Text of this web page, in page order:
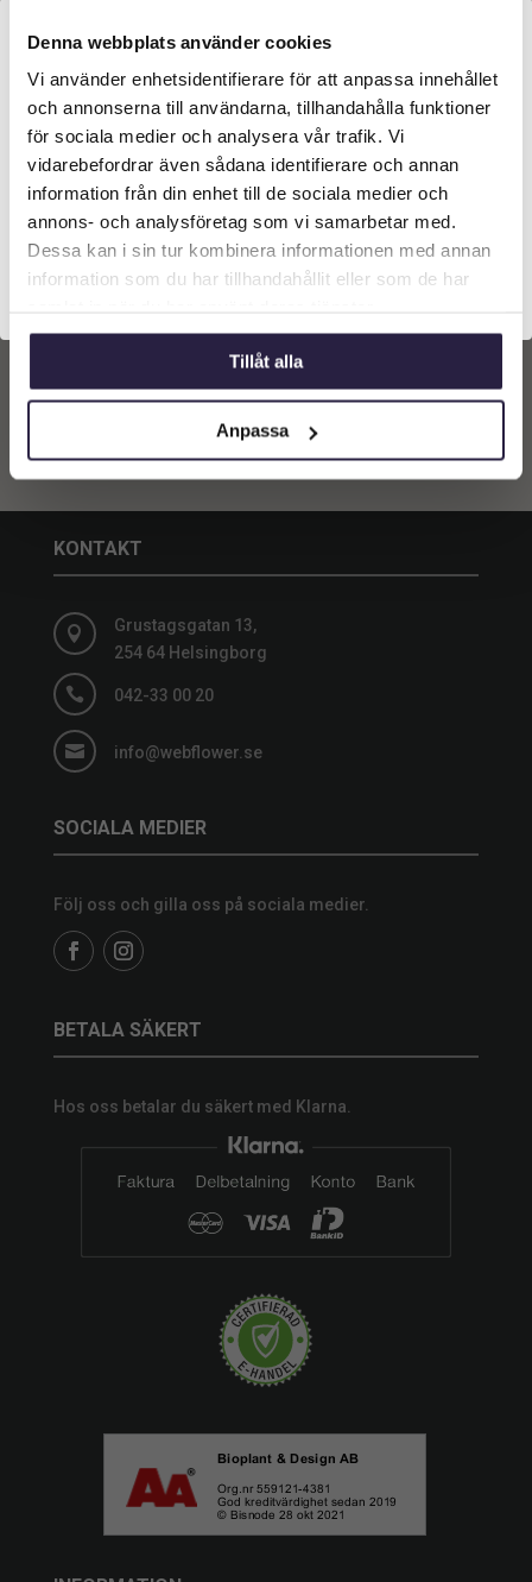
Denna webbplats använder cookies
Vi använder enhetsidentifierare för att anpassa innehållet
och annonserna till användarna, tillhandahålla funktioner
för sociala medier och analysera vår trafik. Vi
vidarebefordrar även sådana identifierare och annan
information från din enhet till de sociala medier och
annons- och analysföretag som vi samarbetar med.
Dessa kan i sin tur kombinera informationen med annan
information som du har tillhandahållit eller som de har
Tillåt alla
Anpassa
Tomat | Konstgjord röd
bifftomat 9 cm
59kr
KONTAKT

Grustagsgatan 13,
254 64 Helsingborg
 042-33 00 20
 info@webflower.se
SOCIALA MEDIER
Följ oss och gilla oss på sociala medier.
BETALA SÄKERT
Hos oss betalar du säkert med Klarna.
Välkommen till Webflower
Vilken typ av kund är du? Du kan alltid justera ditt val
längst upp på sidan.
Företagskund (exkl. moms)
Privatkund (inkl. moms)